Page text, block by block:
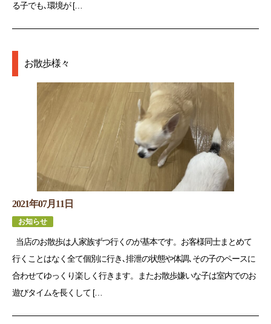
る子でも､環境が […
お散歩様々
2021年07月11日
お知らせ
当店のお散歩は人家族ずつ行くのが基本です。お客様同士まとめて
行くことはなく全て個別に行き､排泄の状態や体調､その子のペースに
合わせてゆっくり楽しく行きます。またお散歩嫌いな子は室内でのお
遊びタイムを長くして […